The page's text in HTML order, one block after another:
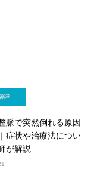
科
脈で突然倒れる原因
症状や治療法につい
が解説